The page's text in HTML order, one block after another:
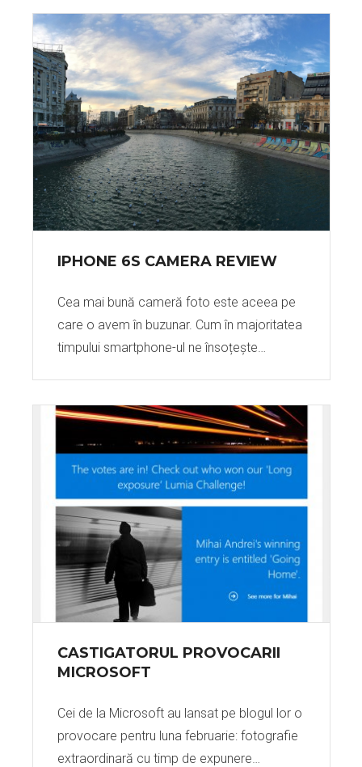
IPHONE 6S CAMERA REVIEW
Cea mai bună cameră foto este aceea pe
care o avem în buzunar. Cum în majoritatea
timpului smartphone-ul ne însoțește…
CASTIGATORUL PROVOCARII
MICROSOFT
Cei de la Microsoft au lansat pe blogul lor o
provocare pentru luna februarie: fotografie
extraordinară cu timp de expunere…